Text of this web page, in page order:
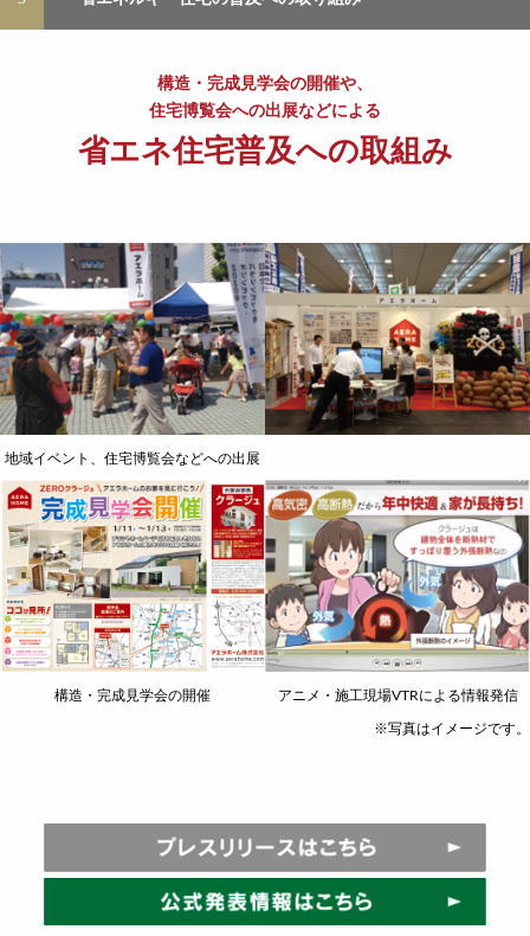
構造・完成見学会の開催や、
住宅博覧会への出展などによる
省エネ住宅普及への取組み
地域イベント、住宅博覧会などへの出展
構造・完成見学会の開催 アニメ・施工現場VTRによる情報発信
※写真はイメージです。